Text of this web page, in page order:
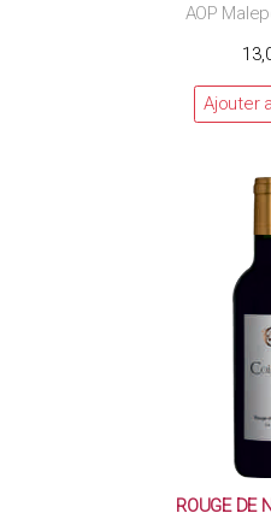
AOP
Ajouter
ROUGE DE